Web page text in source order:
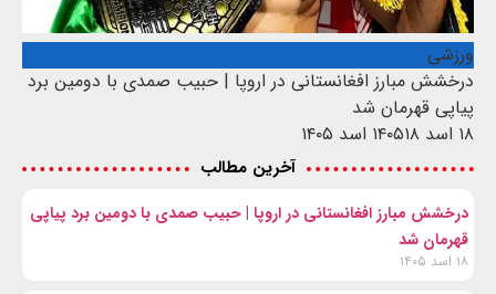
ورزشی
درخشش مبارز افغانستانی در اروپا | حبیب صمدی با دومین برد
پیاپی قهرمان شد
۱۸ اسد ۱۴۰۵
۱۸ اسد ۱۴۰۵
آخرین مطالب
درخشش مبارز افغانستانی در اروپا | حبیب صمدی با دومین برد پیاپی
قهرمان شد
۱۸ اسد ۱۴۰۵